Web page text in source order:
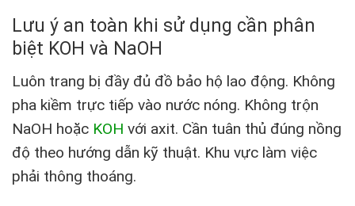
Lưu ý an toàn khi sử dụng cần phân
biệt KOH và NaOH
Luôn trang bị đầy đủ đồ bảo hộ lao động. Không
pha kiềm trực tiếp vào nước nóng. Không trộn
NaOH hoặc KOH với axit. Cần tuân thủ đúng nồng
độ theo hướng dẫn kỹ thuật. Khu vực làm việc
phải thông thoáng.